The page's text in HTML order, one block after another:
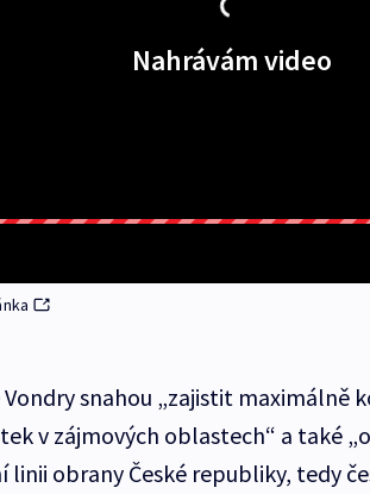
Nahrávám video
snahou „zajistit maximálně
v zájmových oblastech“ a také
linii obrany České republiky, tedy